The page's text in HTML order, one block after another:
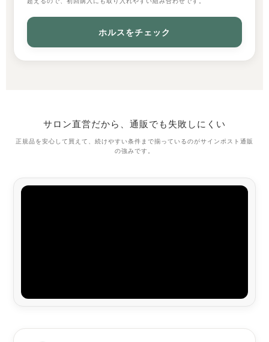
ホルスをチェック
サロン直営だから、通販でも失敗しにくい
正規品を安心して買えて、続けやすい条件まで揃っているのがサインポスト通販
の強みです。